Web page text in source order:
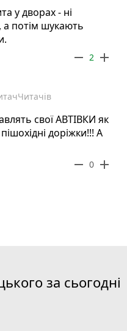
у дворах - ні
а потім шукають
remove 2 add
свої АВТІВКИ як
доріжки!!! А
remove 0 add
за сьогодні